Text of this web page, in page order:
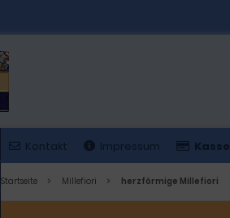
Kontakt Impressum Kasse
Startseite Millefiori herzförmige Millefiori